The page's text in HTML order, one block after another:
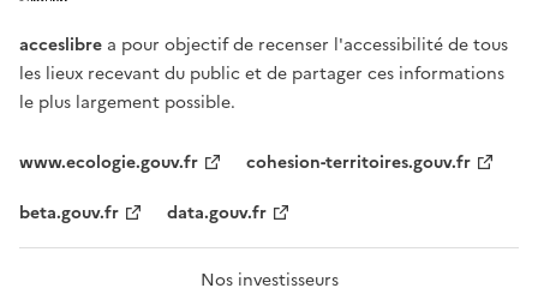
acceslibre a pour objectif de recenser l'accessibilité de tous
les lieux recevant du public et de partager ces informations
le plus largement possible.
www.ecologie.gouv.fr
cohesion-territoires.gouv.fr
beta.gouv.fr
data.gouv.fr
Nos investisseurs